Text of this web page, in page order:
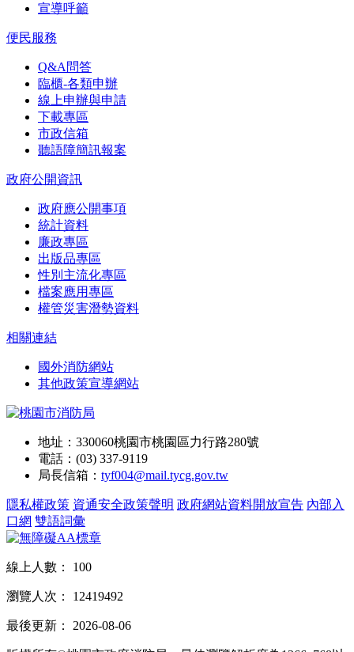
宣導呼籲
便民服務
Q&A問答
臨櫃-各類申辦
線上申辦與申請
下載專區
市政信箱
聽語障簡訊報案
政府公開資訊
政府應公開事項
統計資料
廉政專區
出版品專區
性別主流化專區
檔案應用專區
權管災害潛勢資料
相關連結
國外消防網站
其他政策宣導網站
地址：330060桃園市桃園區力行路280號
電話：(03) 337-9119
局長信箱： tyf004@mail.tycg.gov.tw
隱私權政策 資通安全政策聲明 政府網站資料開放宣告 內部入
口網 雙語詞彙
線上人數： 100
瀏覽人次： 12419492
最後更新： 2026-08-06